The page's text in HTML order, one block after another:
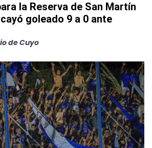
la Reserva de San Martín
goleado 9 a 0 ante
de Cuyo